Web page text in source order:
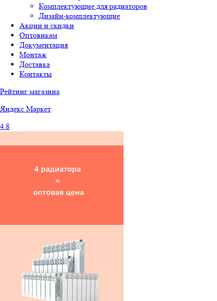
Комплектующие для радиаторов
Дизайн-комплектующие
Акции и скидки
Оптовикам
Документация
Монтаж
Доставка
Контакты
Рейтинг магазина
Яндекс Маркет
4.8